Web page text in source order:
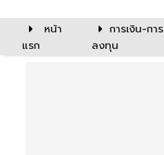
หน้า
แรก
การเงิน-การ
ลงทุน